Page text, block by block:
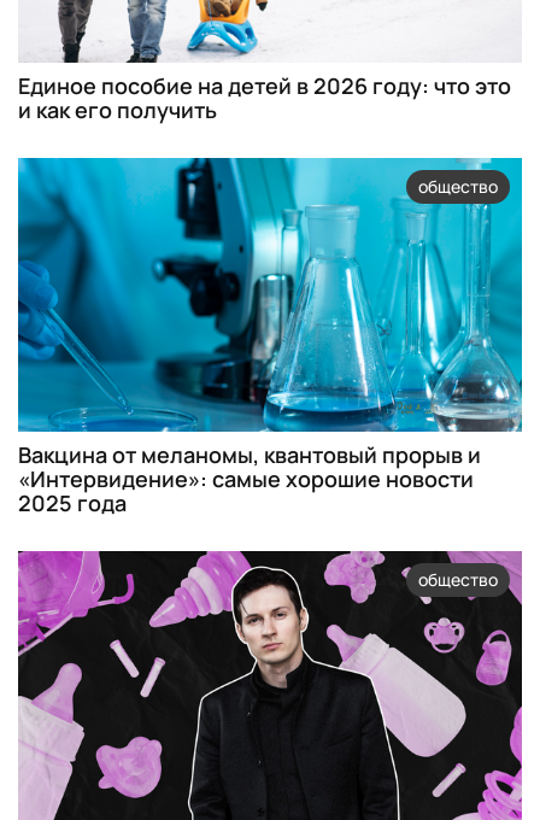
Единое пособие на детей в 2026 году: что это
и как его получить
общество
Вакцина от меланомы, квантовый прорыв и
«Интервидение»: самые хорошие новости
2025 года
общество